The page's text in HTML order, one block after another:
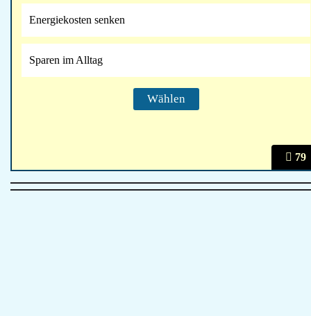
79
Energiekosten senken
Sparen im Alltag